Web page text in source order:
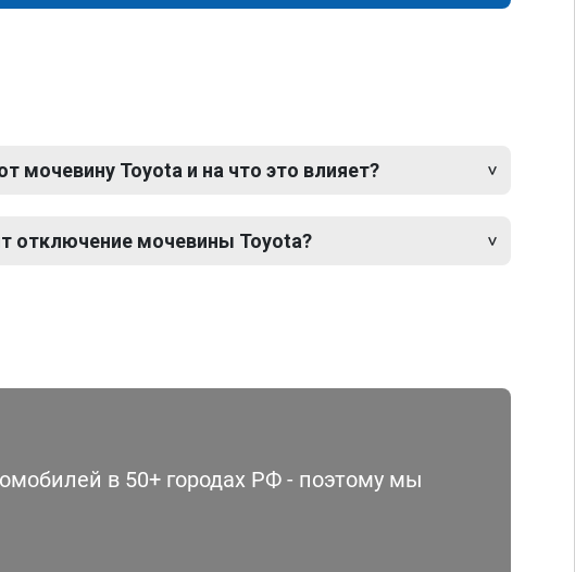
мочевину Toyota и на что это влияет?
отключение мочевины Toyota?
в 50+ городах РФ - поэтому мы